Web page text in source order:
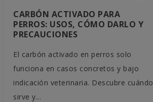
CARBÓN ACTIVADO PARA
PERROS: USOS, CÓMO DARLO Y
PRECAUCIONES
El carbón activado en perros solo
funciona en casos concretos y bajo
indicación veterinaria. Descubre cuándo
sirve y...